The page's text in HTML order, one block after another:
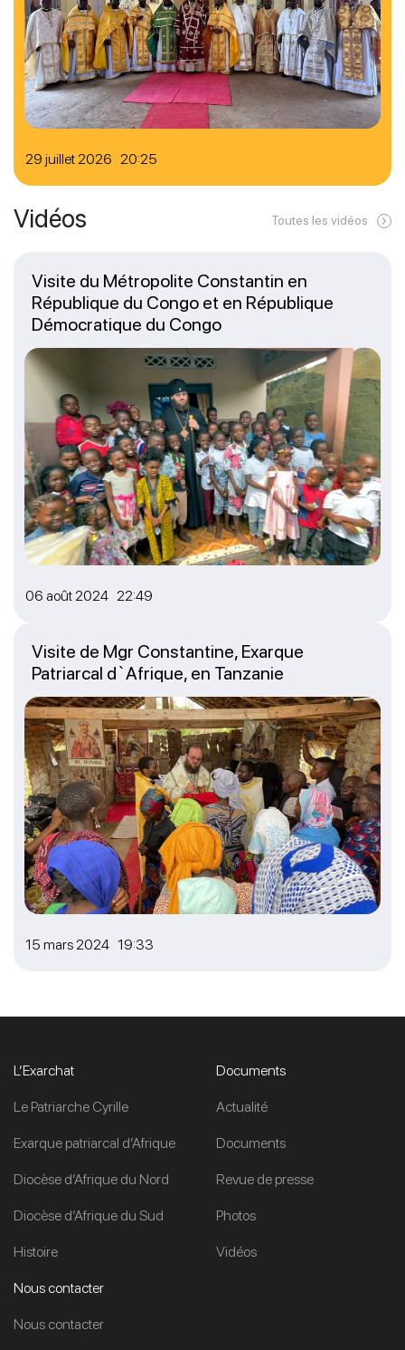
29 juillet 2026 20:25
Vidéos Toutes les vidéos
06 août 2024 22:49
Visite du Métropolite Constantin en
République du Congo et en République
Démocratique du Congo
15 mars 2024 19:33
Visite de Mgr Constantine, Exarque
Patriarcal d`Afrique, en Tanzanie
L’Exarchat
Le Patriarche Cyrille
Exarque patriarcal d’Afrique
Diocèse d’Afrique du Nord
Diocèse d’Afrique du Sud
Histoire
Documents
Actualité
Documents
Revue de presse
Photos
Vidéos
Nous contacter
Nous contacter